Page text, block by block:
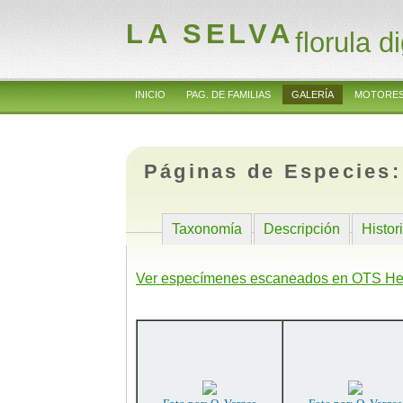
LA SELVAflorula
INICIO PAG. DE FAMILIAS GALERÍA
Páginas de
Taxonomía Descripción
Ver especímenes escaneados en OTS